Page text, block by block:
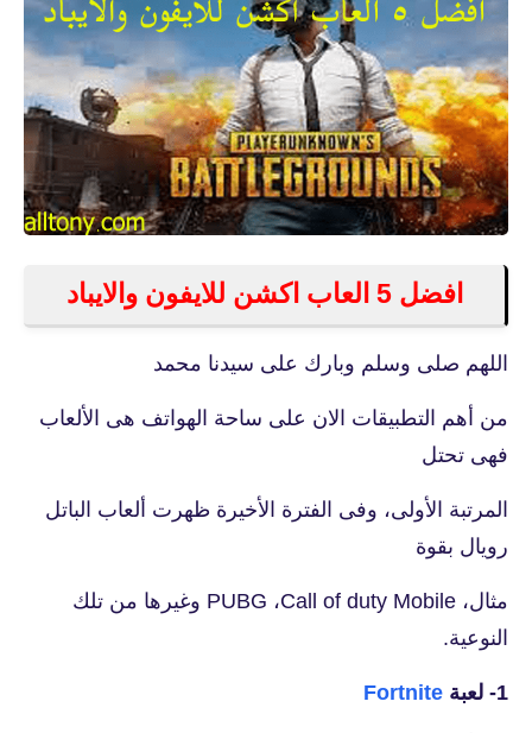
افضل 5 العاب اكشن للايفون والايباد
اللهم صلى وسلم وبارك على سيدنا محمد
من أهم التطبيقات الان على ساحة الهواتف هى الألعاب
فهى تحتل
المرتبة الأولى، وفى الفترة الأخيرة ظهرت ألعاب الباتل
رويال بقوة
مثال، PUBG ،Call of duty Mobile وغيرها من تلك
النوعية.
1- لعبة Fortnite